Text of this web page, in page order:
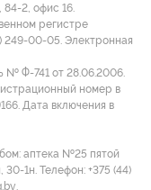
2, офис 16.
регистре
249-00-05. Электронная
№ Ф-741 от 28.06.2006.
номер в
Дата включения в
аптека №25 пятой
1н. Телефон: +375 (44)